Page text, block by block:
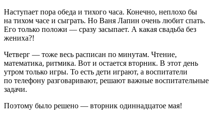
Наступает пора обеда и тихого часа. Конечно, неплохо бы
на тихом часе и сыграть. Но Ваня Лапин очень любит спать.
Его только положи — сразу засыпает. А какая свадьба без
жениха?!
Четверг — тоже весь расписан по минутам. Чтение,
математика, ритмика. Вот и остается вторник. В этот день
утром только игры. То есть дети играют, а воспитатели
по телефону разговаривают, решают важные воспитательные
задачи.
Поэтому было решено — вторник одиннадцатое мая!